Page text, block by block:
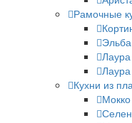
Рамочные
Эльба
Кухни из
Мокко